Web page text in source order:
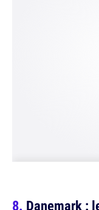
Danemark :